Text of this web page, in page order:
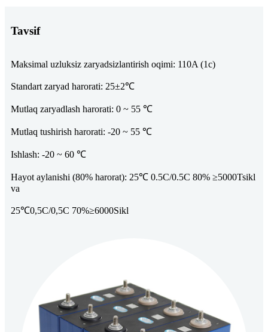
Tavsif
Maksimal uzluksiz zaryadsizlantirish oqimi: 110A (1c)
Standart zaryad harorati: 25±2℃
Mutlaq zaryadlash harorati: 0 ~ 55 ℃
Mutlaq tushirish harorati: -20 ~ 55 ℃
Ishlash: -20 ~ 60 ℃
Hayot aylanishi (80% harorat): 25℃ 0.5C/0.5C 80% ≥5000Tsikl
va
25℃0,5C/0,5C 70%≥6000Sikl